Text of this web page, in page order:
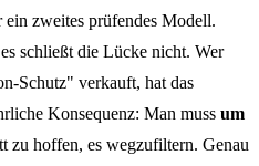
zweites prüfendes Modell.
schließt die Lücke nicht. Wer
Schutz" verkauft, hat das
Konsequenz: Man muss um
zu hoffen, es wegzufiltern. Genau